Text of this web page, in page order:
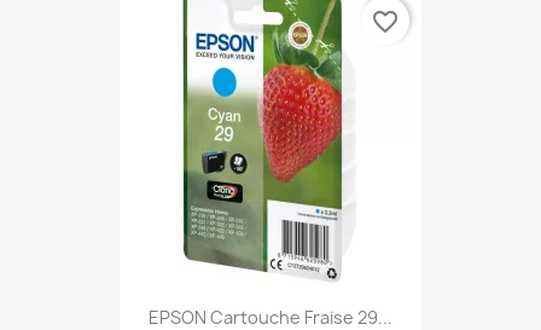
EPSON Cartouche Fraise 29...
favorite_border